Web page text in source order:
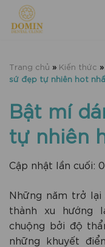
Chuyển
đến
Trang chủ » Kiến thức »
sứ đẹp tự nhiên hot
Bật mí
tự nhiên
Cập nhật lần cuối:
Những năm trở
thành xu hướng
chuộng bởi độ
những khuyết